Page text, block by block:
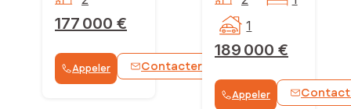
177 000 €
Appeler Contacter
189 000 €
1
Appeler